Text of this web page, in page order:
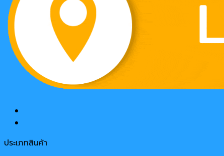
ประเภทสินค้า